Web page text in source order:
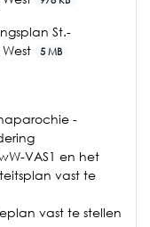
St.-
5 MB
-
VAS1 en het
vast te
vast te stellen